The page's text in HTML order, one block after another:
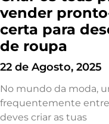
vender
certa para
de roupa
22 de Agosto, 2025
No mundo da moda,
frequentemente entre
deves criar as tuas